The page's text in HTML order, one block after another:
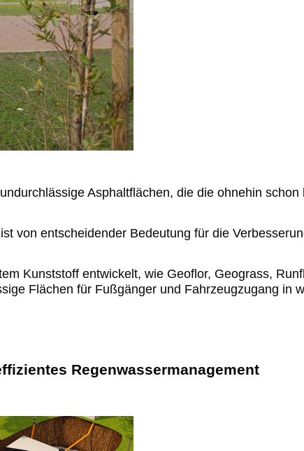
Asphaltflächen, die die ohnehin
von entscheidender Bedeutung für die
Kunststoff entwickelt, wie Geoflor, Geograss,
Flächen für Fußgänger und Fahrzeugzugang in
Regenwassermanagement